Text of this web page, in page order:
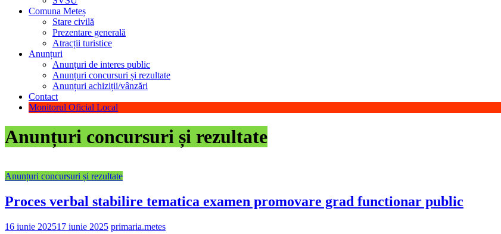
Comuna Meteș
Stare civilă
Prezentare generală
Atracții turistice
Anunțuri
Anunțuri de interes public
Anunțuri concursuri și rezultate
Anunțuri achiziții/vânzări
Contact
Monitorul Oficial Local
Anunțuri concursuri și rezultate
Anunțuri concursuri și rezultate
Proces verbal stabilire tematica examen promovare grad functionar public
16 iunie 202517 iunie 2025 primaria.metes